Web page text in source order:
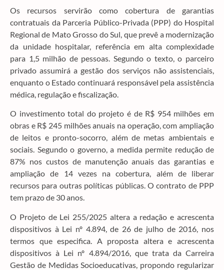
Os recursos servirão como cobertura de garantias
contratuais da Parceria Público-Privada (PPP) do Hospital
Regional de Mato Grosso do Sul, que prevê a modernização
da unidade hospitalar, referência em alta complexidade
para 1,5 milhão de pessoas. Segundo o texto, o parceiro
privado assumirá a gestão dos serviços não assistenciais,
enquanto o Estado continuará responsável pela assistência
médica, regulação e fiscalização.
O investimento total do projeto é de R$ 954 milhões em
obras e R$ 245 milhões anuais na operação, com ampliação
de leitos e pronto-socorro, além de metas ambientais e
sociais. Segundo o governo, a medida permite redução de
87% nos custos de manutenção anuais das garantias e
ampliação de 14 vezes na cobertura, além de liberar
recursos para outras políticas públicas. O contrato de PPP
tem prazo de 30 anos.
O Projeto de Lei 255/2025 altera a redação e acrescenta
dispositivos à Lei nº 4.894, de 26 de julho de 2016, nos
termos que especifica. A proposta altera e acrescenta
dispositivos à Lei nº 4.894/2016, que trata da Carreira
Gestão de Medidas Socioeducativas, propondo regularizar